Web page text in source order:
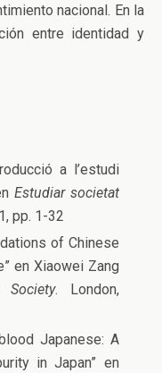
nacional. En la
entre identidad y
a l’estudi
Estudiar societat
pp. 1-32
of Chinese
en Xiaowei Zang
Society. London,
Japanese: A
in Japan” en